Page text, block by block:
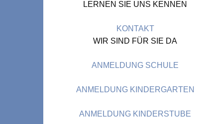
LERNEN SIE UNS KENNEN
KONTAKT
WIR SIND FÜR SIE DA
ANMELDUNG SCHULE
ANMELDUNG KINDERGARTEN
ANMELDUNG KINDERSTUBE